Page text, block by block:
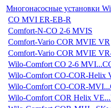
Многонасосные установки
CO MVI ER-EB-R
Comfort-N-CO 2-6 MVIS
Comfort-Vario COR MVIE VR
Comfort-Vario COR MVIE
Wilo-Comfort CO 2-6
Wilo-Comfort CO-COR-Helix
Wilo-Comfort CO-COR-
Wilo-Comfort COR Helix